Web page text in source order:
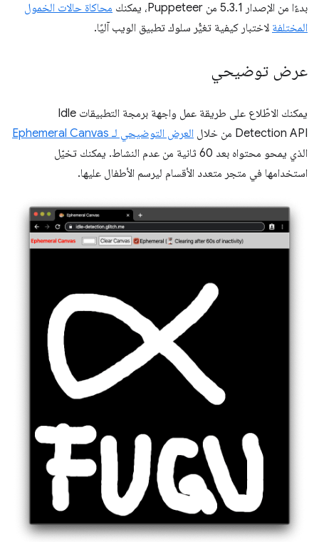
بدءًا من الإصدار 5.3.1 من Puppeteer، يمكنك
محاكاة حالات الخمول
المختلفة لاختبار كيفية تغيُّر سلوك تطبيق الويب آليًا.
عرض توضيحي
يمكنك الاطّلاع على طريقة عمل واجهة برمجة التطبيقات Idle
Detection API من خلال
العرض التوضيحي لـ Ephemeral Canvas
الذي يمحو محتواه بعد 60 ثانية من عدم النشاط. يمكنك تخيّل
استخدامها في متجر متعدد الأقسام ليرسم الأطفال عليها.